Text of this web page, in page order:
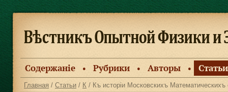
Содержанiе ● Рубрики ● Авторы ● Статьи
Главная / Статьи / К / Къ исторiи Московскихъ